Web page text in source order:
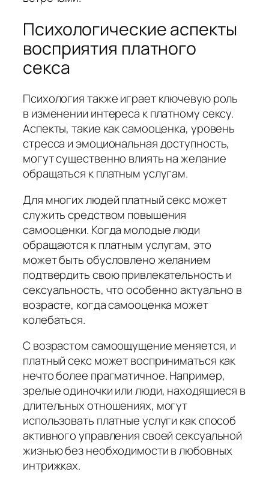
Психологические аспекты
восприятия платного
секса
Психология также играет ключевую роль
в изменении интереса к платному сексу.
Аспекты, такие как самооценка, уровень
стресса и эмоциональная доступность,
могут существенно влиять на желание
обращаться к платным услугам.
Для многих людей платный секс может
служить средством повышения
самооценки. Когда молодые люди
обращаются к платным услугам, это
может быть обусловлено желанием
подтвердить свою привлекательность и
сексуальность, что особенно актуально в
возрасте, когда самооценка может
колебаться.
С возрастом самоощущение меняется, и
платный секс может восприниматься как
нечто более прагматичное. Например,
зрелые одиночки или люди, находящиеся в
длительных отношениях, могут
использовать платные услуги как способ
активного управления своей сексуальной
жизнью без необходимости в любовных
интрижках.